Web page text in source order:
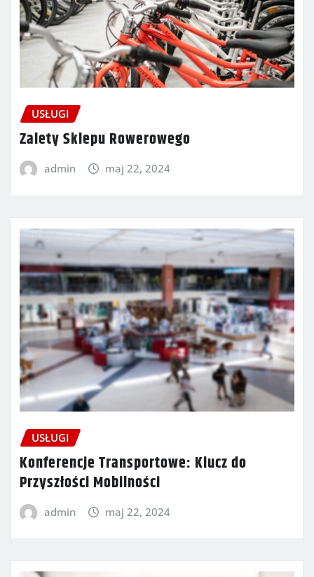
USŁUGI
Zalety Sklepu Rowerowego
admin maj 22, 2024
USŁUGI
Konferencje Transportowe: Klucz do
Przyszłości Mobilności
admin maj 22, 2024